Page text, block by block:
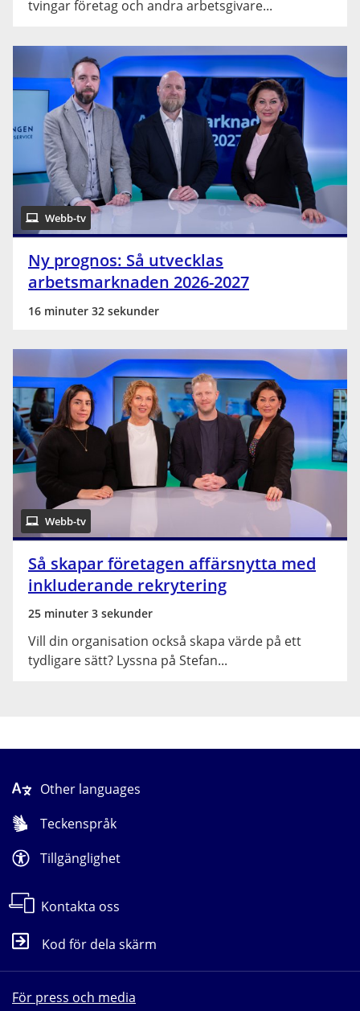
tvingar företag och andra arbetsgivare...
Webb-tv
Ny prognos: Så utvecklas
arbetsmarknaden 2026-2027
16 minuter 32 sekunder
Webb-tv
Så skapar företagen affärsnytta med
inkluderande rekrytering
25 minuter 3 sekunder
Vill din organisation också skapa värde på ett
tydligare sätt? Lyssna på Stefan...
Other languages
Teckenspråk
Tillgänglighet
Kontakta oss
Kod för dela skärm
För press och media